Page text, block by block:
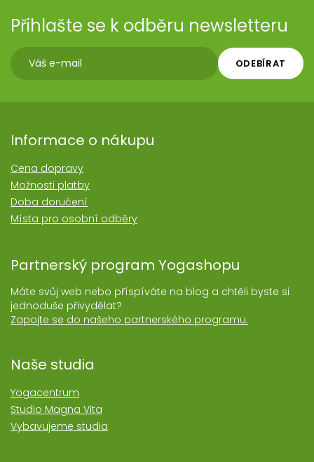
Přihlašte se k odběru newsletteru
ODEBÍRAT
Informace o nákupu
Cena dopravy
Možnosti platby
Doba doručení
Místa pro osobní odběry
Partnerský program Yogashopu
Máte svůj web nebo příspíváte na blog a chtěli byste si
jednoduše přivydělat?
Zapojte se do našeho partnerského programu.
Naše studia
Yogacentrum
Studio Magna Vita
Vybavujeme studia